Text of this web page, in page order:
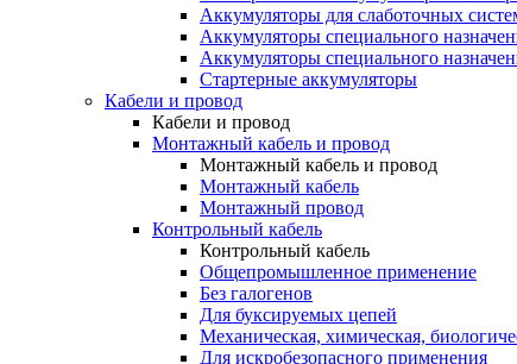
Аккумуляторы для слаботочных
Аккумуляторы специального
Аккумуляторы специального
Стартерные аккумуляторы
Кабели и провод
Кабели и провод
Монтажный кабель и провод
Монтажный кабель и провод
Монтажный кабель
Монтажный провод
Контрольный кабель
Контрольный кабель
Общепромышленное применение
Без галогенов
Для буксируемых цепей
Механическая, химическая,
Для искробезопасного применения